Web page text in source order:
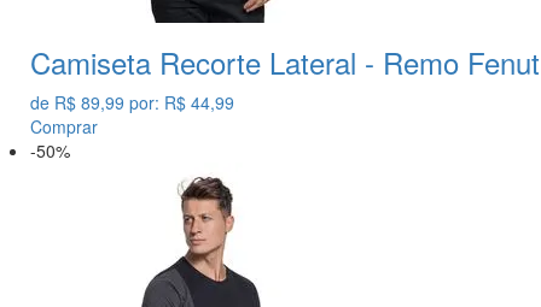
Camiseta Recorte Lateral - Remo Fenut
de R$ 89,99 por: R$ 44,99
Comprar
-50%